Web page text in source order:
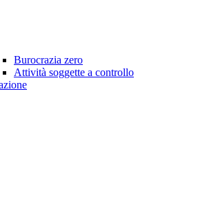
Burocrazia zero
Attività soggette a controllo